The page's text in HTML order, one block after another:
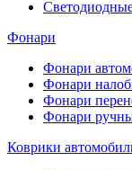
Фонари
Фонари
Фонари
Фонари
Фонари
Коврики